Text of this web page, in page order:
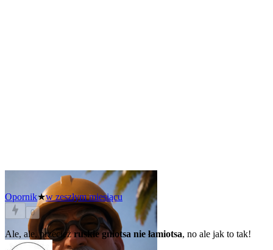
Opornik★w zeszłym miesiącu
0
Ale, ale, przecieżruskie gniotsa nie łamiotsa, no ale jak to tak!